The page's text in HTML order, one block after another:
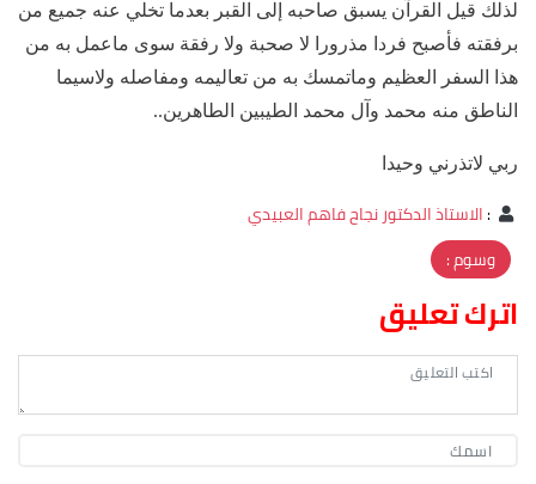
لذلك قيل القرآن يسبق صاحبه إلى القبر بعدما تخلي عنه جميع من
برفقته فأصبح فردا مذرورا لا صحبة ولا رفقة سوى ماعمل به من
هذا السفر العظيم وماتمسك به من تعاليمه ومفاصله ولاسيما
الناطق منه محمد وآل محمد الطيبين الطاهرين..
ربي لاتذرني وحيدا
:الاستاذ الدكتور نجاح فاهم العبيدي
وسوم :
اترك تعليق